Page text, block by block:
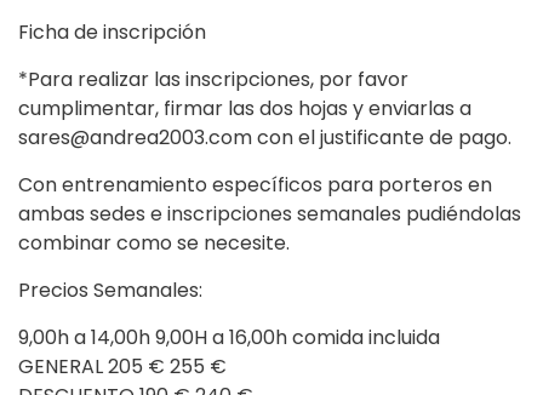
Ficha de inscripción
*Para realizar las inscripciones, por favor
cumplimentar, firmar las dos hojas y enviarlas a
sares@andrea2003.com con el justificante de pago.
Con entrenamiento específicos para porteros en
ambas sedes e inscripciones semanales pudiéndolas
combinar como se necesite.
Precios Semanales:
9,00h a 14,00h 9,00H a 16,00h comida incluida
GENERAL 205 € 255 €